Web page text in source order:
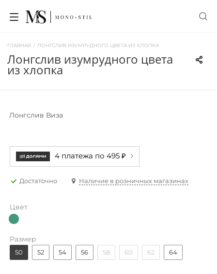
ГЛАВНАЯ / ЛОНГСЛИВ ИЗУМРУДНОГО ЦВЕТА ИЗ ХЛОПКА
лонгслив изумрудного цвета
из хлопка
Лонгслив Виза
4 платежа по 495 ₽
Достаточно Наличие в розничных магазинах
Цвет
Размер
50 52 54 56 58 60 62 64